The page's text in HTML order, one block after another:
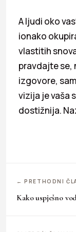
A ljudi oko
ionako
vlastitih
pravdajte se,
izgovore,
vizija je vaša
dostižnija.
← PRETHODNI
Kako uspješno